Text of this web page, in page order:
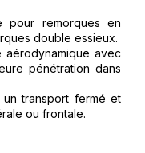
pour remorques en
double essieux.
aérodynamique avec
pénétration dans
un transport fermé et
ou frontale.